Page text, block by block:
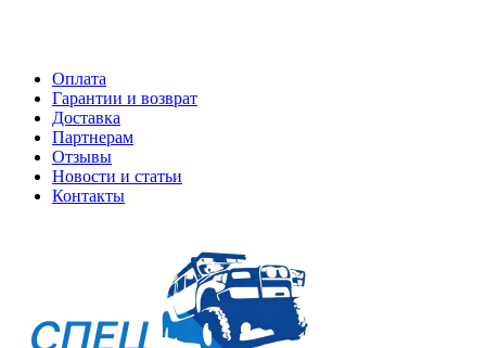
Оплата
Гарантии и возврат
Доставка
Партнерам
Отзывы
Новости и статьи
Контакты